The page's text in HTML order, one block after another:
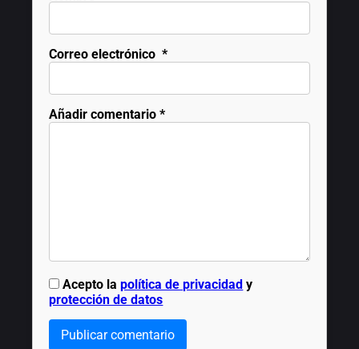
Correo electrónico *
Añadir comentario *
Acepto lapolítica de privacidad y
protección de datos
Publicar comentario